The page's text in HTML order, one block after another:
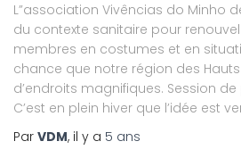
L”association Vivências do Minho
du contexte sanitaire pour
membres en costumes et en
chance que notre région des
d’endroits magnifiques. Session
C’est en plein hiver que l’idée est
Par VDM, il y a 5 ans